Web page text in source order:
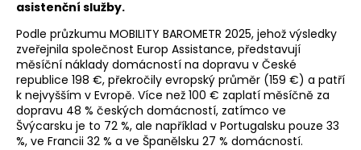
asistenční služby.
Podle průzkumu MOBILITY BAROMETR 2025, jehož výsledky
zveřejnila společnost Europ Assistance, představují
měsíční náklady domácností na dopravu v České
republice 198 €, překročily evropský průměr (159 €) a patří
k nejvyšším v Evropě. Více než 100 € zaplatí měsíčně za
dopravu 48 % českých domácností, zatímco ve
Švýcarsku je to 72 %, ale například v Portugalsku pouze 33
%, ve Francii 32 % a ve Španělsku 27 % domácností.